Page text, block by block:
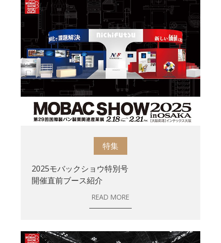
特集
2025モバックショウ特別号
開催直前ブース紹介
READ MORE